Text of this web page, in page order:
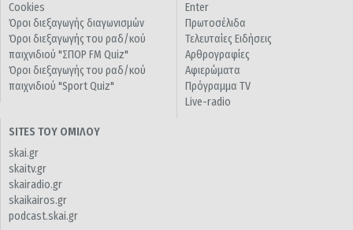
Cookies
Όροι διεξαγωγής διαγωνισμών
Όροι διεξαγωγής του ραδ/κού
παιχνιδιού "ΣΠΟΡ FM Quiz"
Όροι διεξαγωγής του ραδ/κού
παιχνιδιού "Sport Quiz"
Enter
Πρωτοσέλιδα
Τελευταίες Ειδήσεις
Αρθρογραφίες
Αφιερώματα
Πρόγραμμα TV
Live-radio
SITES ΤΟΥ ΟΜΙΛΟΥ
skai.gr
skaitv.gr
skairadio.gr
skaikairos.gr
podcast.skai.gr